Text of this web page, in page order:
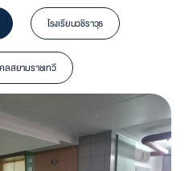
โรงเรียนวชิราวุธ
สยามราชเทวี